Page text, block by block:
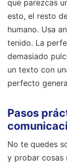
que parezcas
esto, el resto
humano. Usa
tenido. La
demasiado
un texto con
perfecto
Pasos
No te quedes
y probar cosas